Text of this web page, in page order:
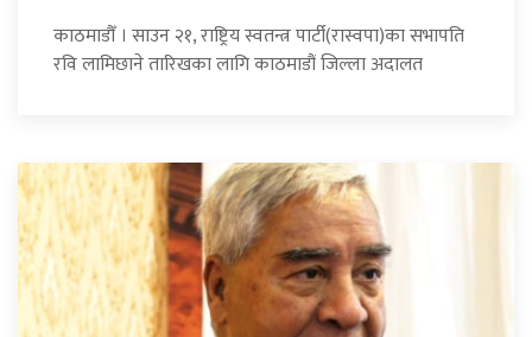
काठमाडौँ । साउन २१, राष्ट्रिय स्वतन्त्र पार्टी(रास्वपा)का सभापति
रवि लामिछाने तारिखका लागि काठमाडौं जिल्ला अदालत